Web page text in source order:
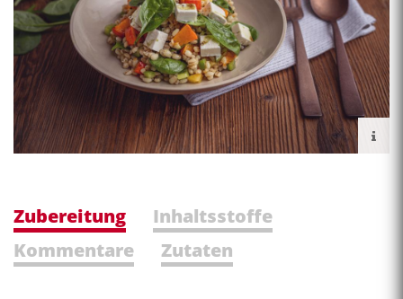
Zubereitung
Inhaltsstoffe
Kommentare
Zutaten